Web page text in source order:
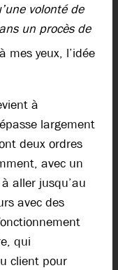
volonté de
un procès de
mes yeux, l’idée
à
largement
deux ordres
avec un
aller jusqu’au
avec des
qui
client pour